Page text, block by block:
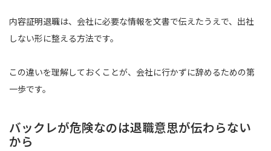
内容証明退職は、会社に必要な情報を文書で伝えたうえで、出社
しない形に整える方法です。
この違いを理解しておくことが、会社に行かずに辞めるための第
一歩です。
バックレが危険なのは退職意思が伝わらない
から